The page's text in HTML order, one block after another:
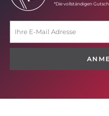
*Die vollständigen